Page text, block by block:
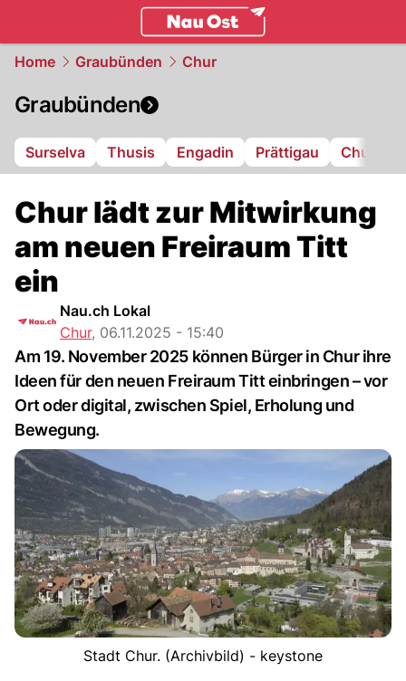
Home Graubünden Chur
Graubünden
Surselva Thusis Engadin Prättigau Chur
Chur lädt zur Mitwirkung
am neuen Freiraum Titt
ein
Nau.ch Lokal
Chur, 06.11.2025 - 15:40
Am 19. November 2025 können Bürger in Chur ihre
Ideen für den neuen Freiraum Titt einbringen – vor
Ort oder digital, zwischen Spiel, Erholung und
Bewegung.
Stadt Chur. (Archivbild) - keystone